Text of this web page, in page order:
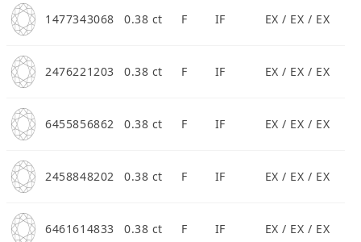
1477343068 0.38 ct F IF EX / EX / EX
2476221203 0.38 ct F IF EX / EX / EX
6455856862 0.38 ct F IF EX / EX / EX
2458848202 0.38 ct F IF EX / EX / EX
6461614833 0.38 ct F IF EX / EX / EX